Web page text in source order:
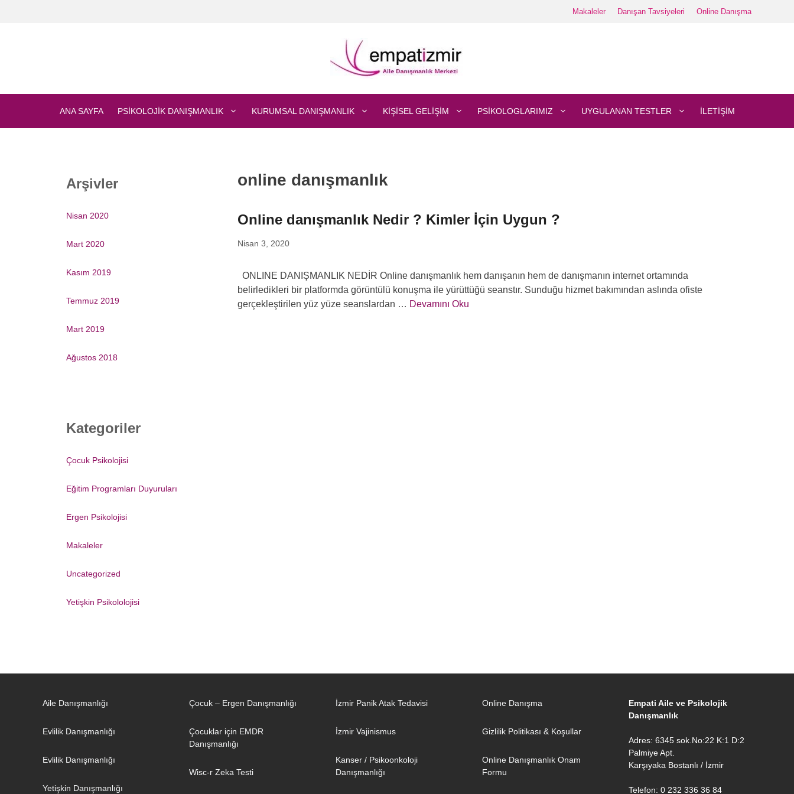
Makaleler Danışan Tavsiyeleri Online Danışma
ANA SAYFA PSIKOLOJIK DANIŞMANLIK KURUMSAL DANIŞMANLIK KIŞISEL GELIŞIM PSIKOLOGLARIMIZ UYGULANAN TESTLER İLETIŞIM
online danışmanlık
Online danışmanlık Nedir ? Kimler İçin Uygun ?
Nisan 3, 2020
ONLINE DANIŞMANLIK NEDİR Online danışmanlık hem danışanın hem de danışmanın internet ortamında
belirledikleri bir platformda görüntülü konuşma ile yürüttüğü seanstır. Sunduğu hizmet bakımından aslında ofiste
gerçekleştirilen yüz yüze seanslardan … Devamını Oku
Arşivler
Nisan 2020
Mart 2020
Kasım 2019
Temmuz 2019
Mart 2019
Ağustos 2018
Kategoriler
Çocuk Psikolojisi
Eğitim Programları Duyuruları
Ergen Psikolojisi
Makaleler
Uncategorized
Yetişkin Psikololojisi
Aile Danışmanlığı
Evlilik Danışmanlığı
Evlilik Danışmanlığı
Yetişkin Danışmanlığı
Çocuk – Ergen Danışmanlığı
Çocuklar için EMDR
Danışmanlığı
Wisc-r Zeka Testi
İzmir Panik Atak Tedavisi
İzmir Vajinismus
Kanser / Psikoonkoloji
Danışmanlığı
Online Danışma
Gizlilik Politikası & Koşullar
Online Danışmanlık Onam
Formu
Empati Aile ve Psikolojik
Danışmanlık
Adres: 6345 sok.No:22 K:1 D:2
Palmiye Apt.
Karşıyaka Bostanlı / İzmir
Telefon: 0 232 336 36 84